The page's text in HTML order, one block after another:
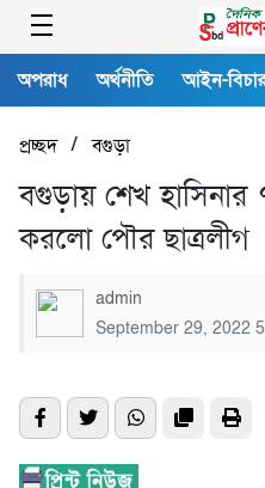
অপরাধ অর্থনীতি আইন-
প্রচ্ছদ/বগুড়া
বগুড়ায় শেখ
করলো পৌর ছাত্রলীগ
admin
September 29, 2022